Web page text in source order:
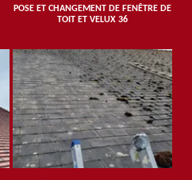
POSE ET CHANGEMENT DE FENÊTRE DE
TOIT ET VELUX 36